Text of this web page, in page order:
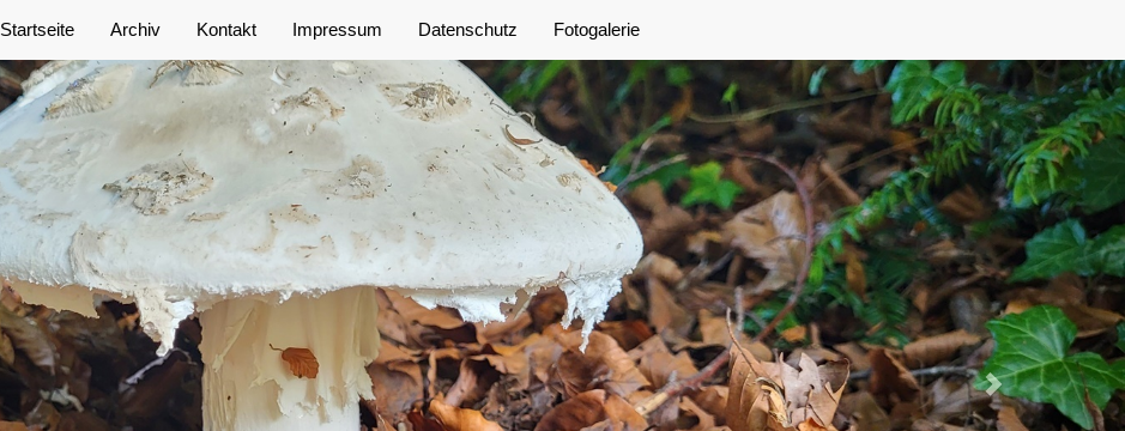
Startseite Archiv Kontakt Impressum Datenschutz Fotogalerie